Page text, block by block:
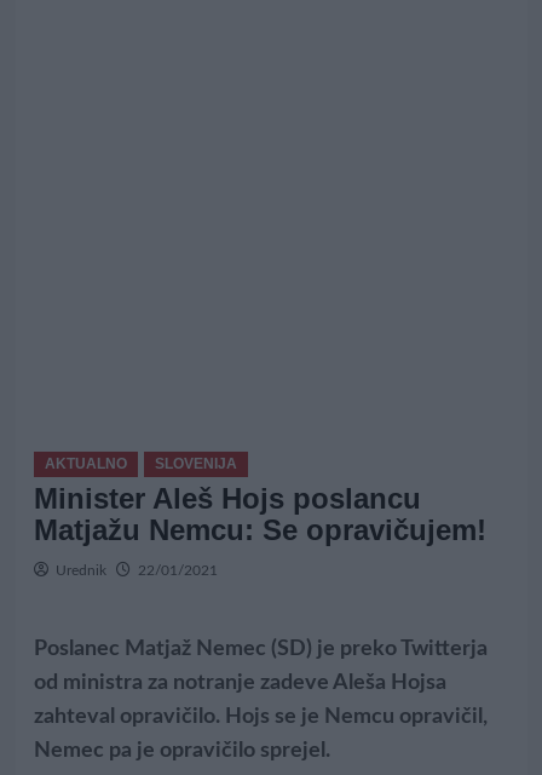
AKTUALNO SLOVENIJA
Minister Aleš Hojs poslancu
Matjažu Nemcu: Se opravičujem!
Urednik 22/01/2021
Poslanec Matjaž Nemec (SD) je preko Twitterja
od ministra za notranje zadeve Aleša Hojsa
zahteval opravičilo. Hojs se je Nemcu opravičil,
Nemec pa je opravičilo sprejel.